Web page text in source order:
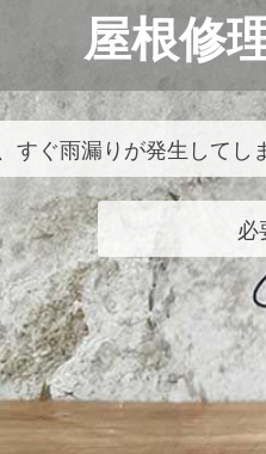
屋根修
すぐ雨漏りが発生してし
必